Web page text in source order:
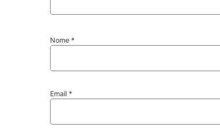
Nome *
Email *